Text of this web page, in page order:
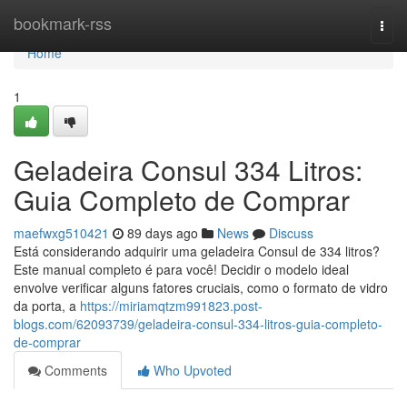
bookmark-rss
Home
Home
1
Geladeira Consul 334 Litros:
Guia Completo de Comprar
maefwxg510421 89 days ago News
Discuss
Está considerando adquirir uma geladeira Consul de 334 litros?
Este manual completo é para você! Decidir o modelo ideal
envolve verificar alguns fatores cruciais, como o formato de vidro
da porta, a https://miriamqtzm991823.post-
blogs.com/62093739/geladeira-consul-334-litros-guia-completo-
de-comprar
Comments
Who Upvoted